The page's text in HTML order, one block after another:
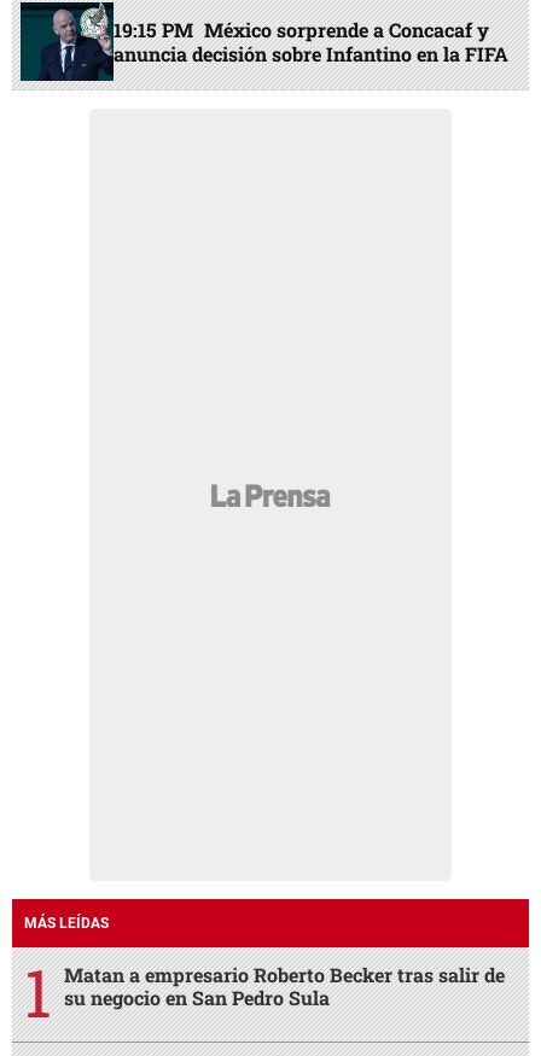
19:15 PM México sorprende a Concacaf y
anuncia decisión sobre Infantino en la FIFA
MÁS LEÍDAS
Matan a empresario Roberto Becker tras salir de
su negocio en San Pedro Sula